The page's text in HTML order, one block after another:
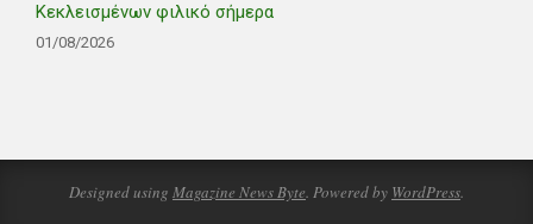
Κεκλεισμένων φιλικό σήμερα
01/08/2026
Designed using Magazine News Byte. Powered by WordPress.